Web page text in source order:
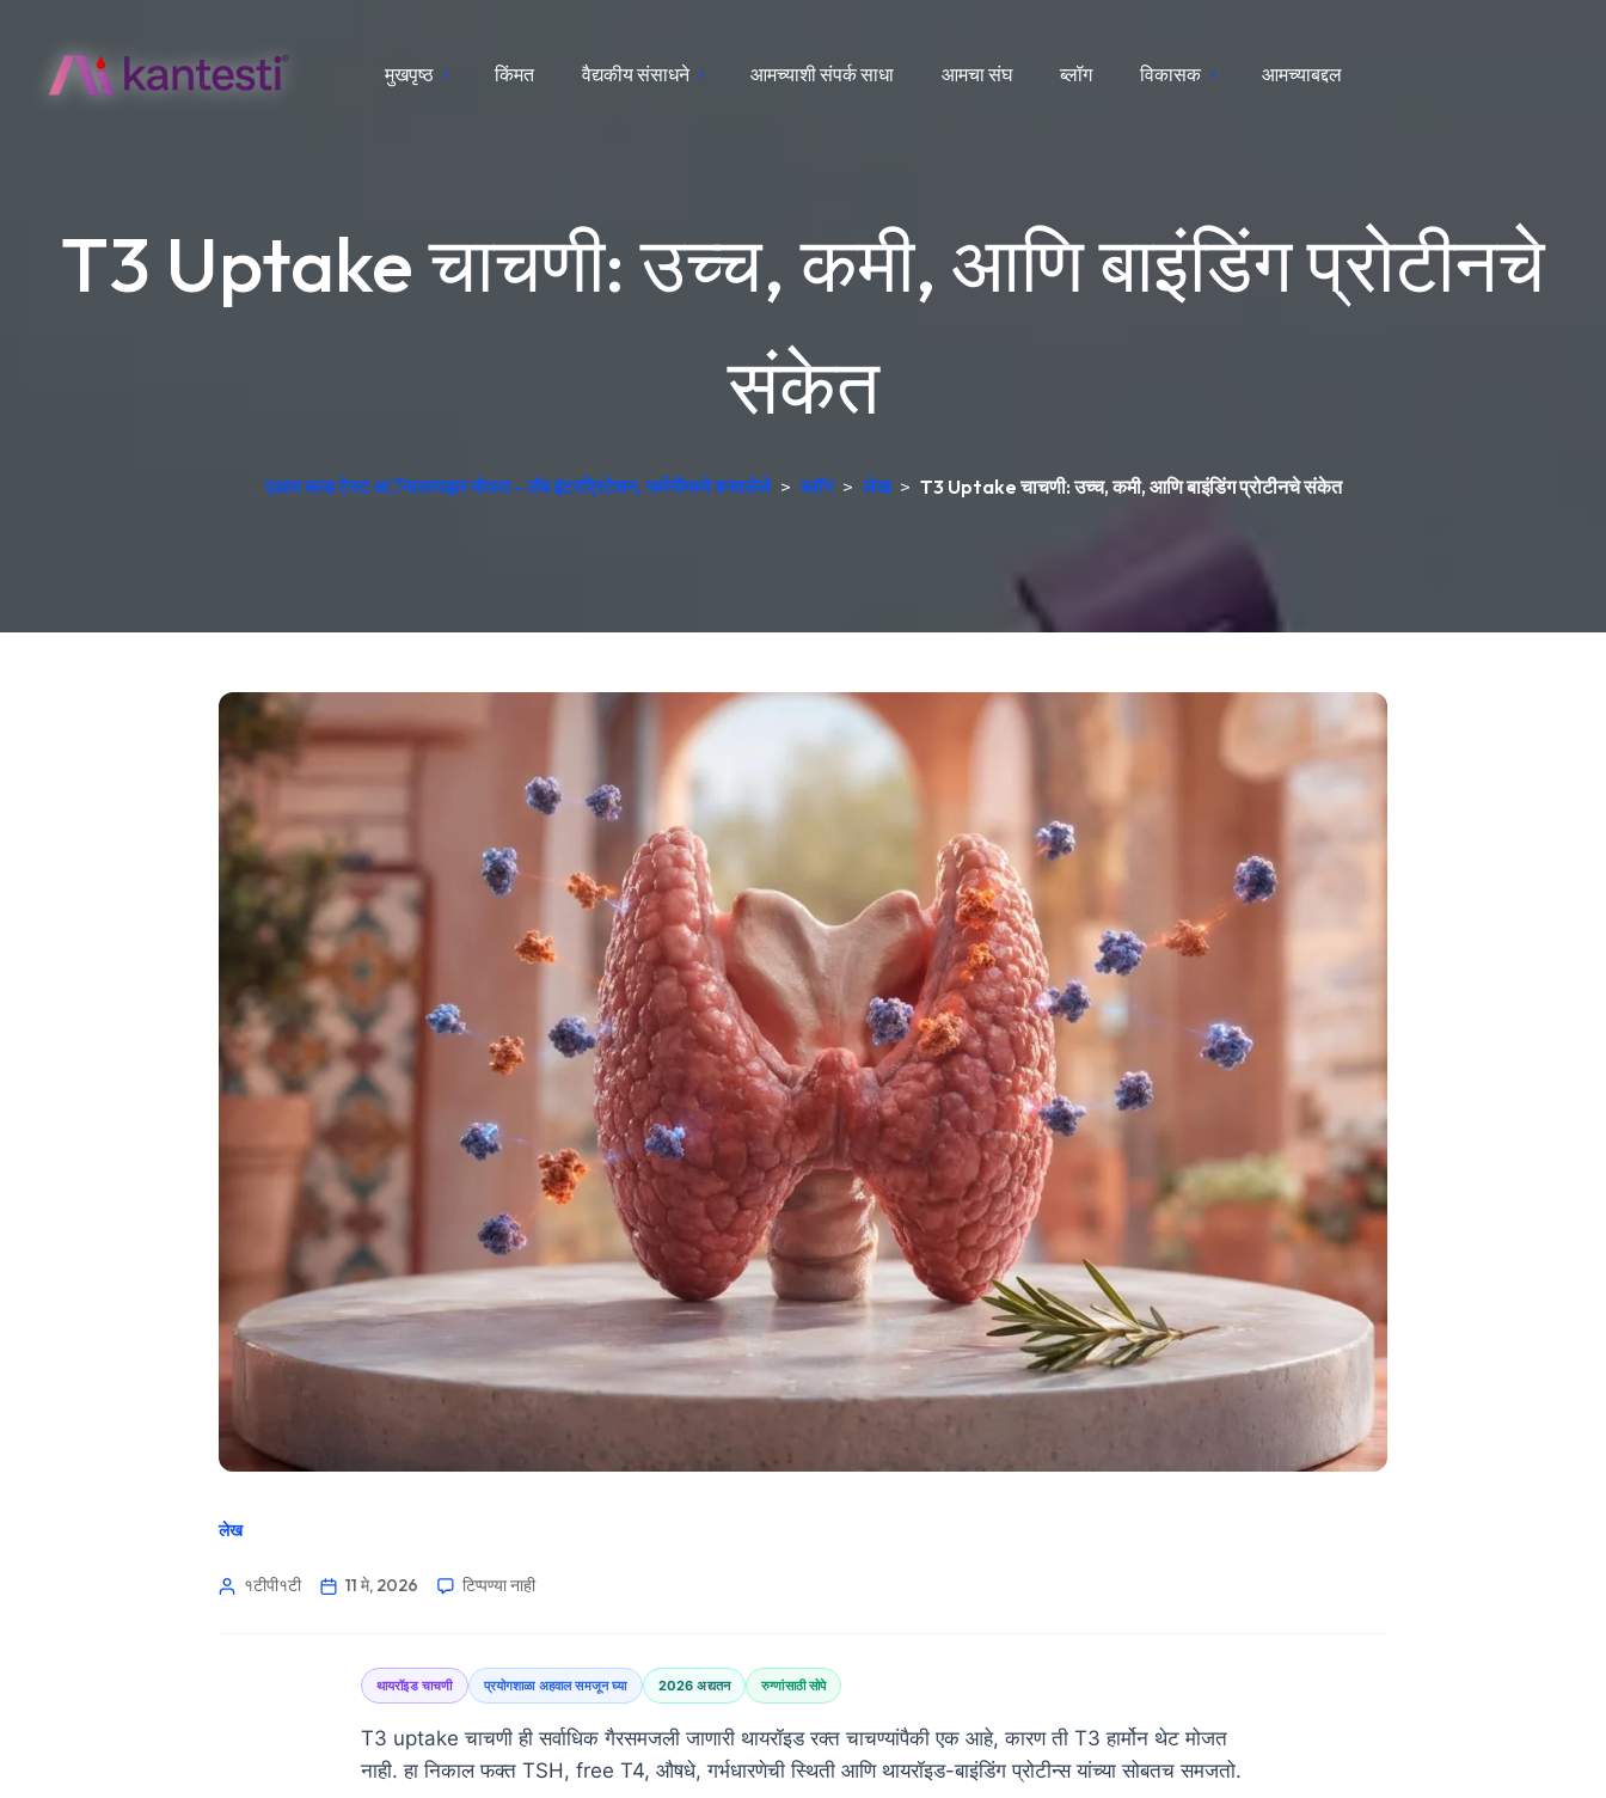
मुखपृष्ठ किंमत वैद्यकीय संसाधने आमच्याशी संपर्क साधा आमचा संघ ब्लॉग विकासक आमच्याबद्दल
T3 Uptake चाचणी: उच्च, कमी, आणि बाइंडिंग प्रोटीनचे
संकेत
एआय ब्लड टेस्ट अॅनालायझर मोफत - लॅब इंटरप्रिटेशन, जर्मनीमध्ये बनवलेले > ब्लॉग > लेख > T3 Uptake चाचणी: उच्च, कमी, आणि बाइंडिंग प्रोटीनचे संकेत
लेख
१टीपी१टी 11 मे, 2026 टिप्पण्या नाही
थायरॉइड चाचणी प्रयोगशाळा अहवाल समजून घ्या 2026 अद्यतन रुग्णांसाठी सोपे
T3 uptake चाचणी ही सर्वाधिक गैरसमजली जाणारी थायरॉइड रक्त चाचण्यांपैकी एक आहे, कारण ती T3 हार्मोन थेट मोजत
नाही. हा निकाल फक्त TSH, free T4, औषधे, गर्भधारणेची स्थिती आणि थायरॉइड-बाइंडिंग प्रोटीन्स यांच्या सोबतच समजतो.